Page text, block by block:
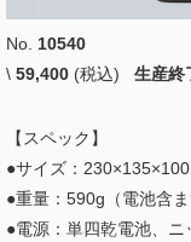
No. 10540
\ 59,400 (税込) 生産終
【スペック】
●サイズ：
●重量：590g（電池含ま
●電源：単四乾電池、ニ